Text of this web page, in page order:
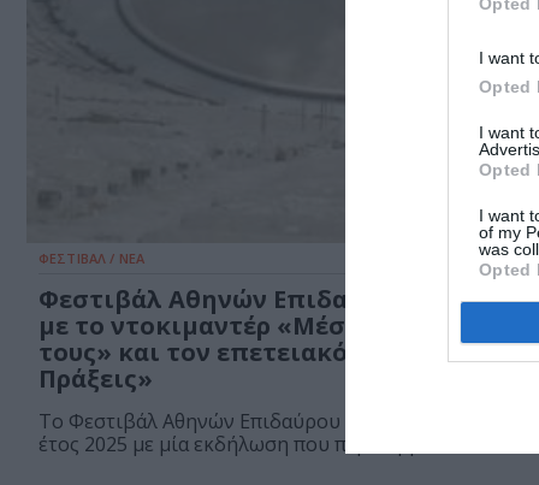
I want
Opted
I want
Opted
I want
of my
was
Opted
ΦΕΣΤΙΒΑΛ / ΝΕΑ
Φεστιβάλ Αθηνών Επιδαύρου 2025:
με το ντοκιμαντέρ «Μέσα από τα Μάτια
τους» και τον επετειακό τόμο
Πράξεις»
Το Φεστιβάλ Αθηνών Επιδαύρου ολοκληρώνει το
έτος 2025 με μία εκδήλωση που περιλαμβάνει...